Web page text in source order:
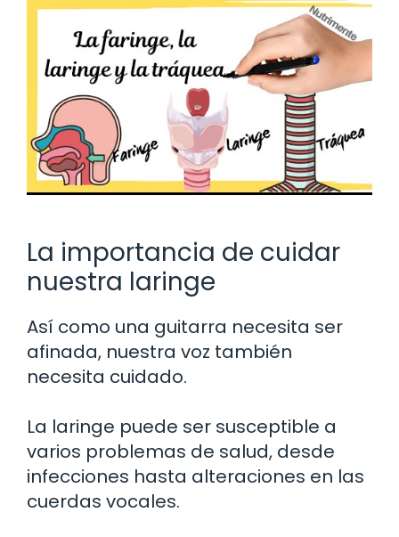
La importancia de cuidar
nuestra laringe
Así como una guitarra necesita ser
afinada, nuestra voz también
necesita cuidado.
La laringe puede ser susceptible a
varios problemas de salud, desde
infecciones hasta alteraciones en las
cuerdas vocales.